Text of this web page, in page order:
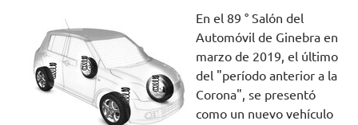
En el 89 ° Salón del
Automóvil de Ginebra en
marzo de 2019, el último
del "período anterior a la
Corona", se presentó
como un nuevo vehículo